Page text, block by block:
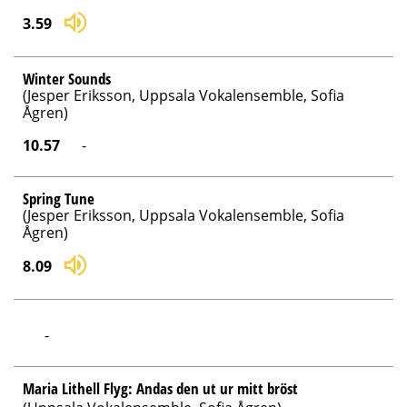
3.59
Winter Sounds
(Jesper Eriksson, Uppsala Vokalensemble, Sofia
Ågren)
10.57
-
Spring Tune
(Jesper Eriksson, Uppsala Vokalensemble, Sofia
Ågren)
8.09
-
Maria Lithell Flyg: Andas den ut ur mitt bröst